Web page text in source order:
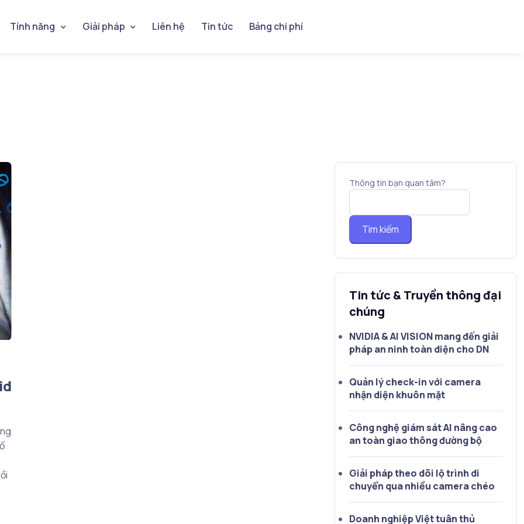
Tính năng Giải pháp Liên hệ Tin tức Bảng chi phí
Thông tin bạn quan tâm?
Tìm kiếm
Tin tức & Truyền thông đại
chúng
NVIDIA & AI VISION mang đến giải
pháp an ninh toàn diện cho DN
Quản lý check-in với camera
nhận diện khuôn mặt
Công nghệ giám sát AI nâng cao
an toàn giao thông đường bộ
Giải pháp theo dõi lộ trình di
chuyển qua nhiều camera chéo
Doanh nghiệp Việt tuân thủ